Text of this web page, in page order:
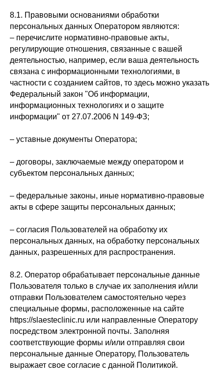
8.1. Правовыми основаниями обработки
персональных данных Оператором являются:
– перечислите нормативно-правовые акты,
регулирующие отношения, связанные с вашей
деятельностью, например, если ваша деятельность
связана с информационными технологиями, в
частности с созданием сайтов, то здесь можно указать
Федеральный закон "Об информации,
информационных технологиях и о защите
информации" от 27.07.2006 N 149-ФЗ;
– уставные документы Оператора;
– договоры, заключаемые между оператором и
субъектом персональных данных;
– федеральные законы, иные нормативно-правовые
акты в сфере защиты персональных данных;
– согласия Пользователей на обработку их
персональных данных, на обработку персональных
данных, разрешенных для распространения.
8.2. Оператор обрабатывает персональные данные
Пользователя только в случае их заполнения и/или
отправки Пользователем самостоятельно через
специальные формы, расположенные на сайте
https://slaesteclinic.ru или направленные Оператору
посредством электронной почты. Заполняя
соответствующие формы и/или отправляя свои
персональные данные Оператору, Пользователь
выражает свое согласие с данной Политикой.